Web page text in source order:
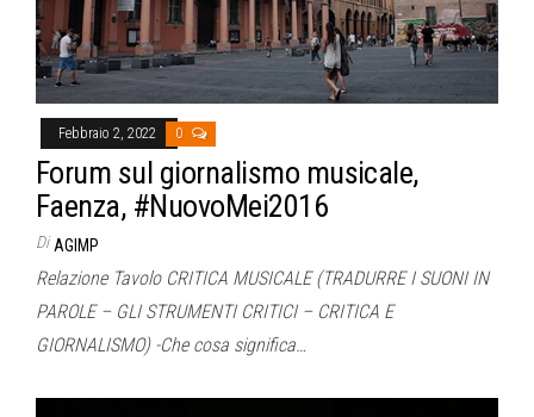
Febbraio 2, 2022 0
Forum sul giornalismo musicale,
Faenza, #NuovoMei2016
Di AGIMP
Relazione Tavolo CRITICA MUSICALE (TRADURRE I SUONI IN
PAROLE – GLI STRUMENTI CRITICI – CRITICA E
GIORNALISMO) -Che cosa significa…